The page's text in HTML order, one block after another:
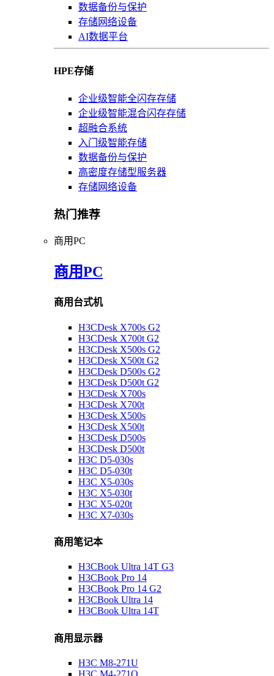
数据备份与保护
存储网络设备
AI数据平台
HPE存储
企业级智能全闪存存储
企业级智能混合闪存存储
超融合系统
入门级智能存储
数据备份与保护
高密度存储型服务器
存储网络设备
热门推荐
商用PC
商用PC
商用台式机
H3CDesk X700s G2
H3CDesk X700t G2
H3CDesk X500s G2
H3CDesk X500t G2
H3CDesk D500s G2
H3CDesk D500t G2
H3CDesk X700s
H3CDesk X700t
H3CDesk X500s
H3CDesk X500t
H3CDesk D500s
H3CDesk D500t
H3C D5-030s
H3C D5-030t
H3C X5-030s
H3C X5-030t
H3C X5-020t
H3C X7-030s
商用笔记本
H3CBook Ultra 14T G3
H3CBook Pro 14
H3CBook Pro 14 G2
H3CBook Ultra 14
H3CBook Ultra 14T
商用显示器
H3C M8-271U
H3C M4-271Q